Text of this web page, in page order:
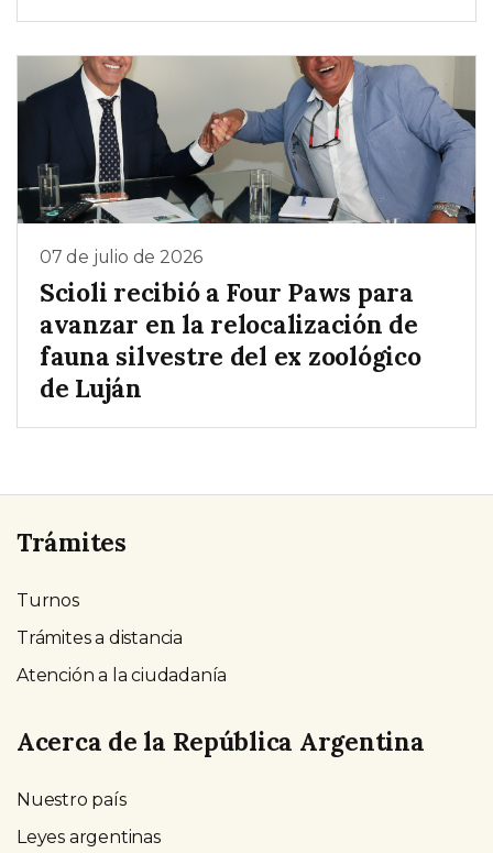
07 de julio de 2026
Scioli recibió a Four Paws para
avanzar en la relocalización de
fauna silvestre del ex zoológico
de Luján
Trámites
Turnos
Trámites a distancia
Atención a la ciudadanía
Acerca de la República Argentina
Nuestro país
Leyes argentinas